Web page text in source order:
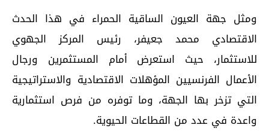
ومثل جهة العيون الساقية الحمراء في هذا الحدث
الاقتصادي محمد جعيفر، رئيس المركز الجهوي
للاستثمار، حيث استعرض أمام المستثمرين ورجال
الأعمال الفرنسيين المؤهلات الاقتصادية والاستراتيجية
التي تزخر بها الجهة، وما توفره من فرص استثمارية
واعدة في عدد من القطاعات الحيوية.